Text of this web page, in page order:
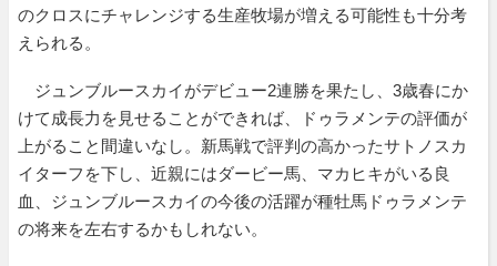
のクロスにチャレンジする生産牧場が増える可能性も十分考
えられる。
ジュンブルースカイがデビュー2連勝を果たし、3歳春にか
けて成長力を見せることができれば、ドゥラメンテの評価が
上がること間違いなし。新馬戦で評判の高かったサトノスカ
イターフを下し、近親にはダービー馬、マカヒキがいる良
血、ジュンブルースカイの今後の活躍が種牡馬ドゥラメンテ
の将来を左右するかもしれない。